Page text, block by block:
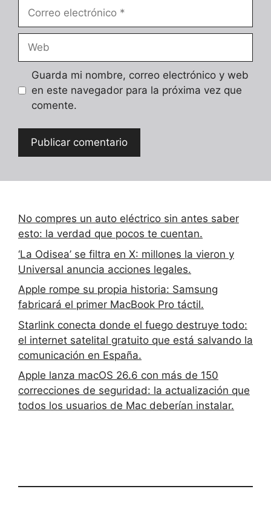
electrónico
Guarda mi nombre, correo electrónico y web
en este navegador para la próxima vez que
comente.
No compres un auto eléctrico sin antes saber
esto: la verdad que pocos te cuentan.
‘La Odisea’ se filtra en X: millones la vieron y
Universal anuncia acciones legales.
Apple rompe su propia historia: Samsung
fabricará el primer MacBook Pro táctil.
Starlink conecta donde el fuego destruye todo:
el internet satelital gratuito que está salvando la
comunicación en España.
Apple lanza macOS 26.6 con más de 150
correcciones de seguridad: la actualización que
todos los usuarios de Mac deberían instalar.